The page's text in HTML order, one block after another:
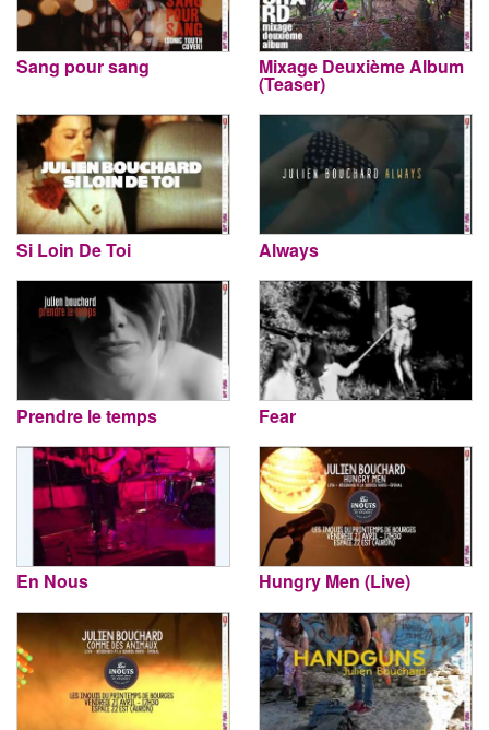
Sang pour sang Mixage Deuxième Album
(Teaser)
Si Loin De Toi Always
Prendre le temps Fear
En Nous Hungry Men (Live)